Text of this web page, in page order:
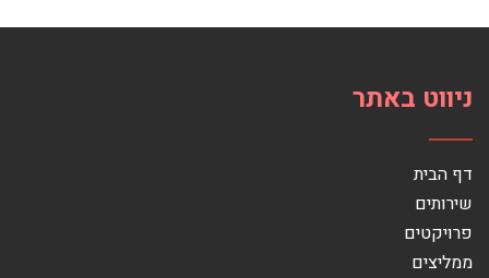
ניווט באתר
דף הבית
שירותים
פרויקטים
ממליצים